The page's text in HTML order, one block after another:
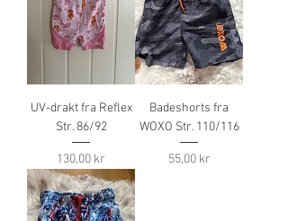
UV-drakt fra Reflex
Str. 86/92
Pris
130,00 kr
Badeshorts fra
WOXO Str. 110/116
Pris
55,00 kr